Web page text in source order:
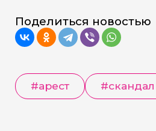
Поделиться новостью
#арест #скандал